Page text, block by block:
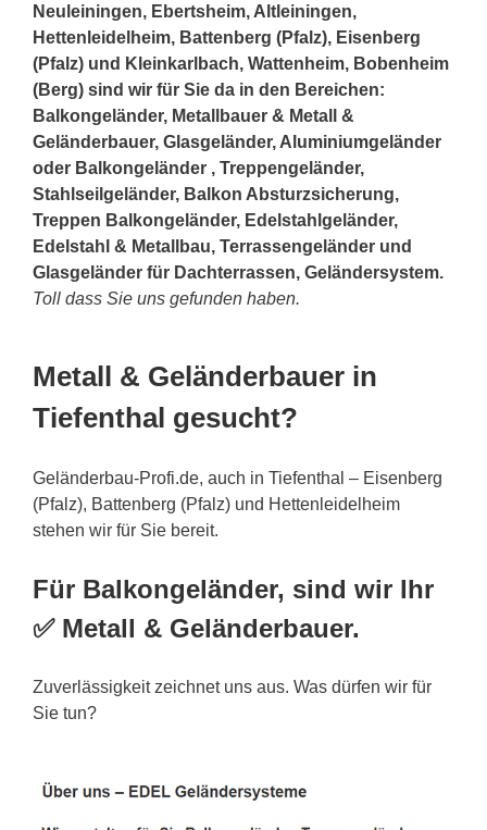
Neuleiningen, Ebertsheim, Altleiningen,
Hettenleidelheim, Battenberg (Pfalz), Eisenberg
(Pfalz) und Kleinkarlbach, Wattenheim, Bobenheim
(Berg) sind wir für Sie da in den Bereichen:
Balkongeländer, Metallbauer & Metall &
Geländerbauer, Glasgeländer, Aluminiumgeländer
oder Balkongeländer , Treppengeländer,
Stahlseilgeländer, Balkon Absturzsicherung,
Treppen Balkongeländer, Edelstahlgeländer,
Edelstahl & Metallbau, Terrassengeländer und
Glasgeländer für Dachterrassen, Geländersystem.
Toll dass Sie uns gefunden haben.
Metall & Geländerbauer in
Tiefenthal gesucht?
Geländerbau-Profi.de, auch in Tiefenthal – Eisenberg
(Pfalz), Battenberg (Pfalz) und Hettenleidelheim
stehen wir für Sie bereit.
Für Balkongeländer, sind wir Ihr
✅ Metall & Geländerbauer.
Zuverlässigkeit zeichnet uns aus. Was dürfen wir für
Sie tun?